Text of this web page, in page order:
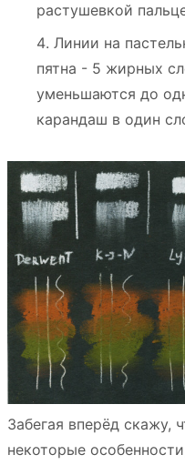
растушевкой
Линии на
пятна - 5 жирных
уменьшаются до
карандаш в один
Забегая вперёд скажу,
некоторые